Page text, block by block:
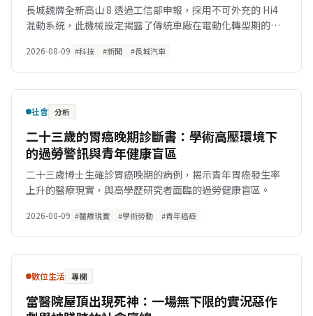
長城魏牌全新高山 8 透過工信部申報，採用不可外充的 Hi4
混動系統，此機械設定揭露了傳統車廠在電動化轉型期的妥
2026-08-09 #科技 #新聞 #長城汽車
社會 分析
二十三歲的胃癌晚期診斷書：學術高壓環境下
的過勞警訊與青年健康盲區
二十三歲博士生確診胃癌晚期的病例，揭示青年胃癌發生率
上升的醫療現實，與高學歷研究者面臨的過勞健康盲區。
2026-08-09 #醫療現實 #學術勞動 #青年癌症
數位生活 專欄
當醫院屋頂出現死神：一場無下限的實況惡作